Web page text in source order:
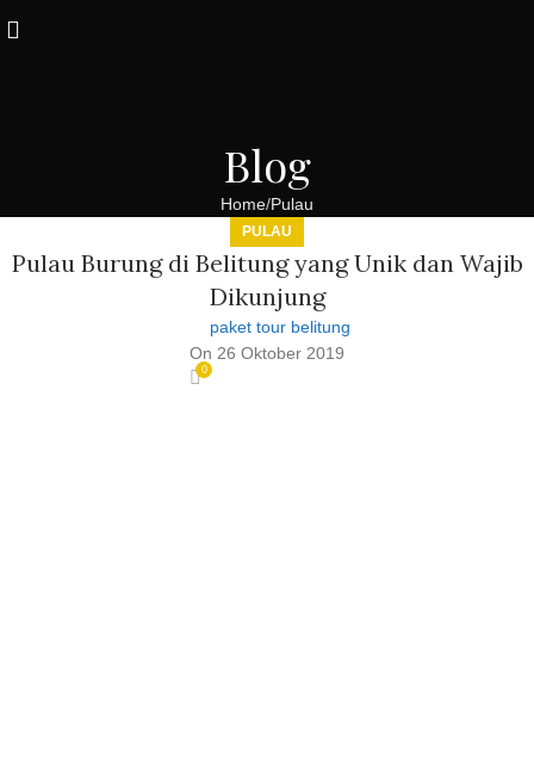
Blog
Home Pulau
PULAU
Pulau Burung di Belitung yang Unik dan Wajib
Dikunjung
paket tour belitung
On 26 Oktober 2019
0